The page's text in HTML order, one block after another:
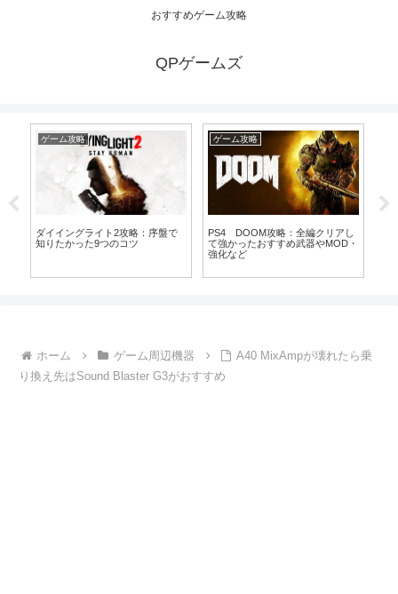
おすすめゲーム攻略
QPゲームズ
ゲーム攻略
ダイイングライト2攻略：序盤で
知りたかった9つのコツ
ゲーム攻略
PS4 DOOM攻略：全編クリアし
て強かったおすすめ武器やMOD・
強化など
ホーム ゲーム周辺機器
A40 MixAmpが壊れたら乗
り換え先はSound Blaster G3がおすすめ